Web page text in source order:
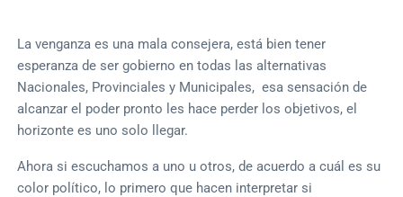
La venganza es una mala consejera, está bien tener
esperanza de ser gobierno en todas las alternativas
Nacionales, Provinciales y Municipales, esa sensación de
alcanzar el poder pronto les hace perder los objetivos, el
horizonte es uno solo llegar.
Ahora si escuchamos a uno u otros, de acuerdo a cuál es su
color político, lo primero que hacen interpretar si